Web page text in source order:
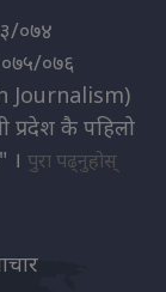
०७४
०७६
Journalism)
प्रदेश कै पहिलो
। पुरा पढ्नुहोस्